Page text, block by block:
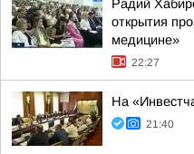
Радий
открытия
медицине»
22:27
На
21:40